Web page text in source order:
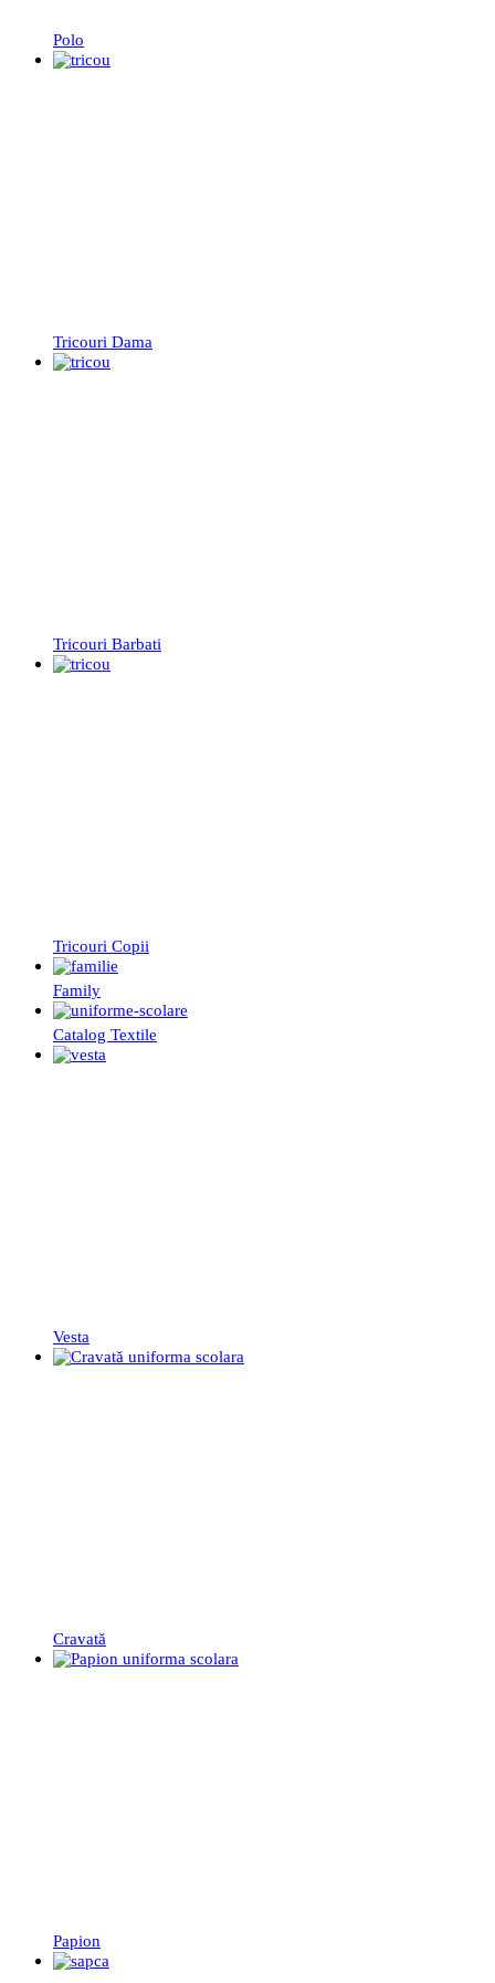
Polo
Tricouri Dama
Tricouri Barbati
Tricouri Copii
Family
Catalog Textile
Vesta
Cravată
Papion